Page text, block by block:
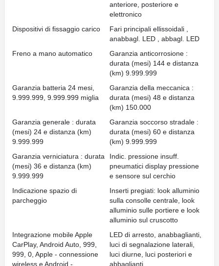
anteriore, posteriore e
elettronico
Dispositivi di fissaggio carico
Fari principali ellissoidali ,
anabbagl. LED , abbagl. LED
Freno a mano automatico
Garanzia anticorrosione :
durata (mesi) 144 e distanza
(km) 9.999.999
Garanzia batteria 24 mesi,
9.999.999, 9.999.999 miglia
Garanzia della meccanica :
durata (mesi) 48 e distanza
(km) 150.000
Garanzia generale : durata
(mesi) 24 e distanza (km)
9.999.999
Garanzia soccorso stradale :
durata (mesi) 60 e distanza
(km) 9.999.999
Garanzia verniciatura : durata
(mesi) 36 e distanza (km)
9.999.999
Indic. pressione insuff.
pneumatici display pressione
e sensore sul cerchio
Indicazione spazio di
parcheggio
Inserti pregiati: look alluminio
sulla consolle centrale, look
alluminio sulle portiere e look
alluminio sul cruscotto
Integrazione mobile Apple
CarPlay, Android Auto, 999,
999, 0, Apple - connessione
wireless e Android -
LED di arresto, anabbaglianti,
luci di segnalazione laterali,
luci diurne, luci posteriori e
abbaglianti